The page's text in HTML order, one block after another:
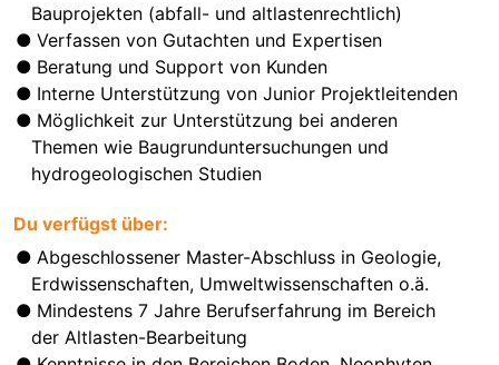
Bauprojekten (abfall- und altlastenrechtlich)
Verfassen von Gutachten und Expertisen
Beratung und Support von Kunden
Interne Unterstützung von Junior Projektleitenden
Möglichkeit zur Unterstützung bei anderen
Themen wie Baugrunduntersuchungen und
hydrogeologischen Studien
Du verfügst über:
Abgeschlossener Master-Abschluss in Geologie,
Erdwissenschaften, Umweltwissenschaften o.ä.
Mindestens 7 Jahre Berufserfahrung im Bereich
der Altlasten-Bearbeitung